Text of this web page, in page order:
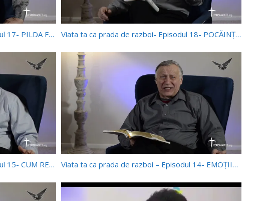
Viata ta ca prada de razboi – Episodul 17- PILDA FIULUI RISIPITOR ÎN VARIANTA ACTUALĂ Viata ta ca prada de razboi- Episodul 18- POCĂINȚA CARE DUCE LA MÂNTUIRE
Viata ta ca prada de razboi – Episodul 15- CUM REACȚIONEAZĂ IISUS LA MÂNIE? Viata ta ca prada de razboi – Episodul 14- EMOȚIILE ȘI VIAȚA VIITOARE